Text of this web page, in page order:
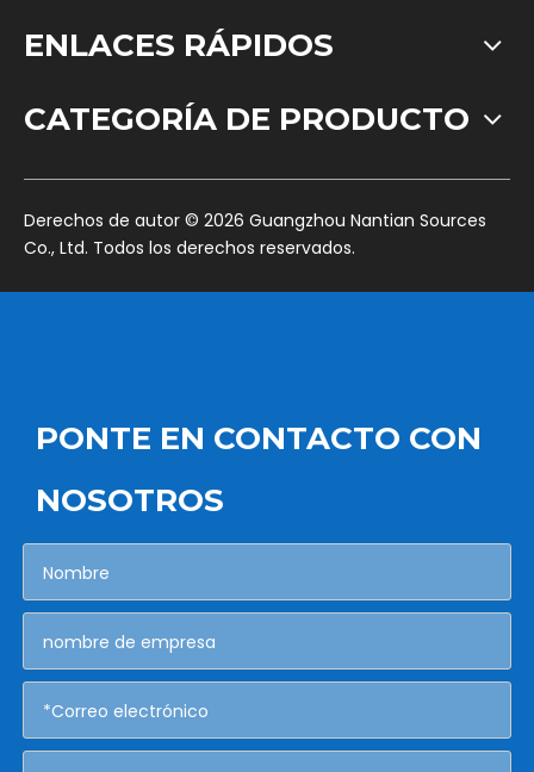
ENLACES RÁPIDOS
CATEGORÍA DE PRODUCTO
​Derechos de autor © 2026 Guangzhou Nantian Sources
Co., Ltd. Todos los derechos reservados.
PONTE EN CONTACTO CON
NOSOTROS